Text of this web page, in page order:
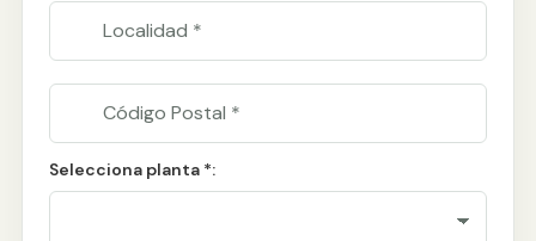
Selecciona planta *: